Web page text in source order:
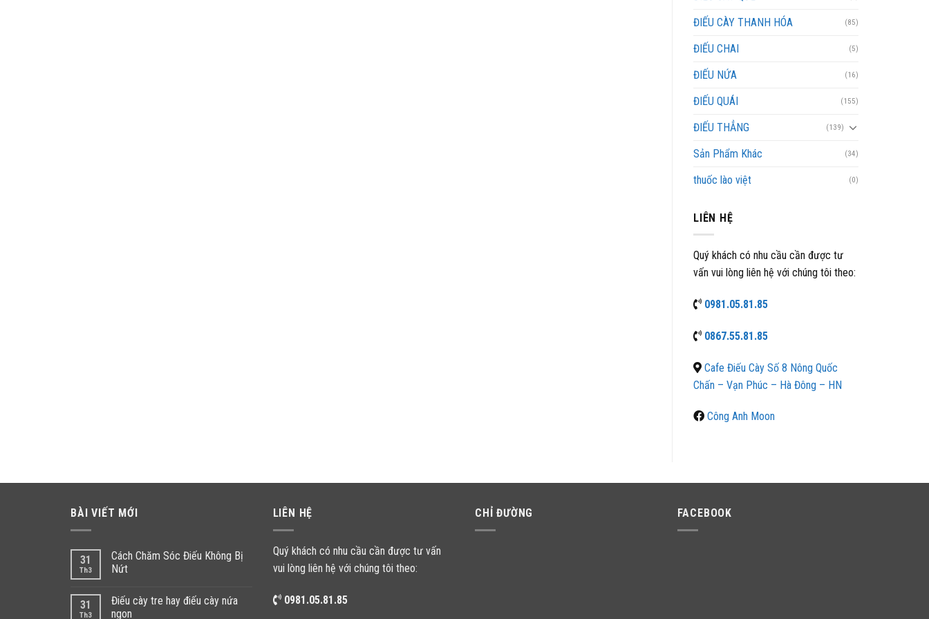
ĐIẾU CÀY THANH HÓA (85)
ĐIẾU CHAI (5)
ĐIẾU NỨA (16)
ĐIẾU QUÁI (155)
ĐIẾU THẲNG (139)
Sản Phẩm Khác (34)
thuốc lào việt (0)
LIÊN HỆ
Quý khách có nhu cầu cần được tư
vấn vui lòng liên hệ với chúng tôi theo:
0981.05.81.85
0867.55.81.85
Cafe Điếu Cày Số 8 Nông Quốc
Chấn – Vạn Phúc – Hà Đông – HN
Công Anh Moon
BÀI VIẾT MỚI
31
Th3
Cách Chăm Sóc Điếu Không Bị
Nứt
31
Th3
Điếu cày tre hay điếu cày nứa
ngon
LIÊN HỆ
Quý khách có nhu cầu cần được tư vấn
vui lòng liên hệ với chúng tôi theo:
0981.05.81.85
CHỈ ĐƯỜNG FACEBOOK